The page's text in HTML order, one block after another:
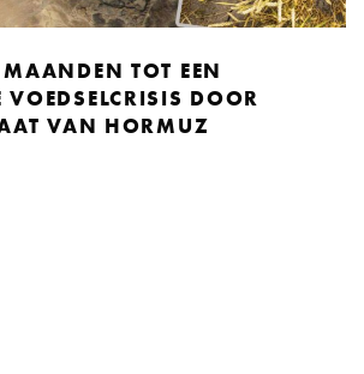
TOT EEN
VOEDSELCRISIS DOOR
VAN HORMUZ